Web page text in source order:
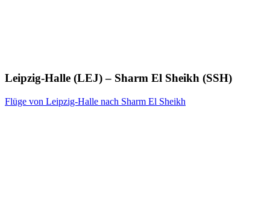
Leipzig-Halle (LEJ) – Sharm El Sheikh (SSH)
Flüge von Leipzig-Halle nach Sharm El Sheikh